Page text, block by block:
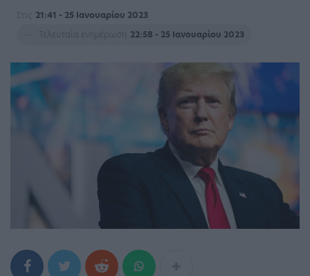
Στις 21:41 - 25 Ιανουαρίου 2023
Τελευταία ενημέρωση
22:58 - 25 Ιανουαρίου 2023